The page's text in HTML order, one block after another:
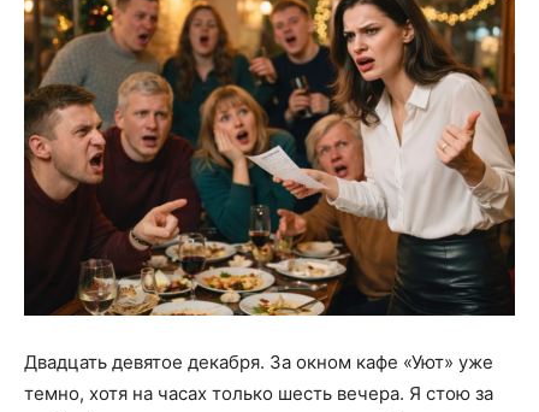
Двадцать девятое декабря. За окном кафе «Уют» уже
темно, хотя на часах только шесть вечера. Я стою за